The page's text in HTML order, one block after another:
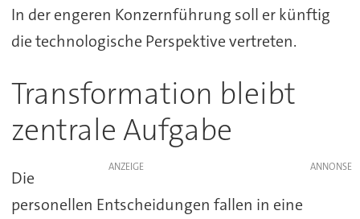
In der engeren Konzernführung soll er künftig
die technologische Perspektive vertreten.
Transformation bleibt
zentrale Aufgabe
ANZEIGE
Die
personellen Entscheidungen fallen in eine